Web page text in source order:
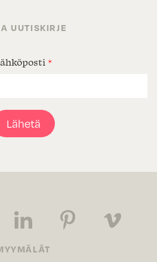
UUTISKIRJE
*
Lähetä